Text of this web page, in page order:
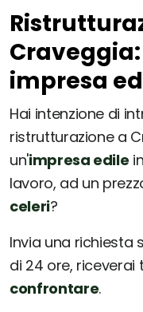
impresa
Hai intenzione di
ristrutturazione a
un'impresa edile
lavoro, ad un
celeri?
Invia una richiesta
di 24 ore, riceverai
confrontare.